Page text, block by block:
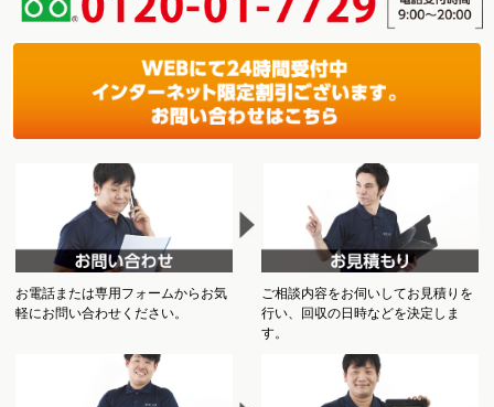
お電話または専用フォームからお気
軽にお問い合わせください。
ご相談内容をお伺いしてお見積りを
行い、回収の日時などを決定しま
す。